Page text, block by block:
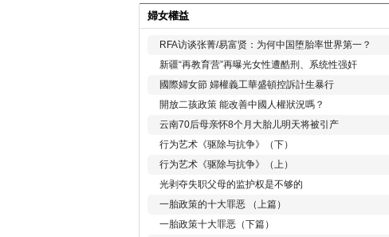
婦女權益
RFA访谈张菁/易富贤：为何中国堕胎率世界第一？
新疆“再教育营”再曝光女性遭酷刑、系统性强奸
國際婦女節 婦權義工華盛頓控訴計生暴行
開放二孩政策 能改善中國人權狀況嗎？
云南70后母亲怀8个月大胎儿明天将被引产
行为艺术《驱除与抗争》（下）
行为艺术《驱除与抗争》（上）
光剥夺失职父母的监护权是不够的
一胎政策的十大罪恶 （上篇）
一胎政策十大罪恶（下篇）